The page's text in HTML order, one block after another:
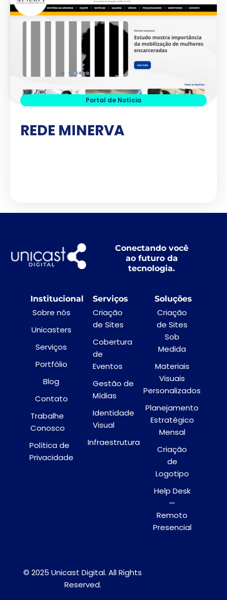
Portal de Notícia
REDE MINERVA
Conectando você
ao futuro da
tecnologia.
Institucional
Sobre nós
Unicasters
Serviços
Portfólio
Blog
Contato
Trabalhe
Conosco
Política de
Privacidade
Serviços
Criação
de Sites
Cobertura
de
Eventos
Gestão de
Mídias
Identidade
Visual
Infraestrutura
Soluções
Criação
de Sites
Sob
Medida
Materiais
Visuais
Personalizados
Planejamento
Estratégico
Mensal
Criação
de
Logotipo
Help Desk
—
Remoto
Presencial
© 2025 Unicast Digital. All Rights
Reserved.